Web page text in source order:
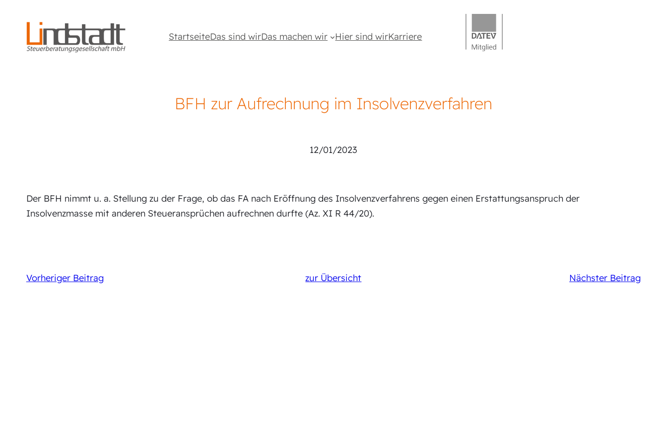
StartseiteDas sind wirDas machen wir Hier sind wirKarriere
BFH zur Aufrechnung im Insolvenzverfahren
12/01/2023
Der BFH nimmt u. a. Stellung zu der Frage, ob das FA nach Eröffnung des Insolvenzverfahrens gegen einen Erstattungsanspruch der
Insolvenzmasse mit anderen Steueransprüchen aufrechnen durfte (Az. XI R 44/20).
Vorheriger Beitrag zur Übersicht Nächster Beitrag